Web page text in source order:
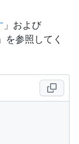
」および
」を参照してく